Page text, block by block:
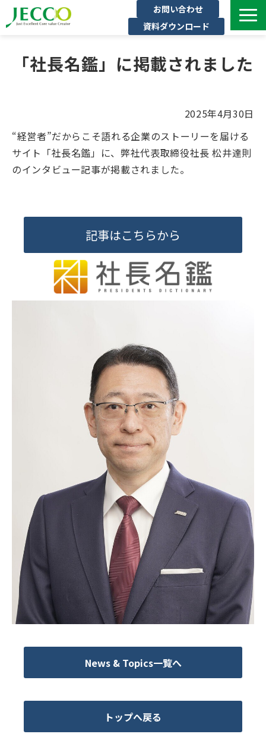
お問い合わせ
資料ダウンロード
ジェックについて
公開コース一覧
コラム
よくある質問
「社長名鑑」に掲載されました
2025年4月30日
“経営者”だからこそ語れる企業のストーリーを届ける
サイト「社長名鑑」に、弊社代表取締役社長 松井達則
のインタビュー記事が掲載されました。
記事はこちらから
News & Topics一覧へ
トップへ戻る